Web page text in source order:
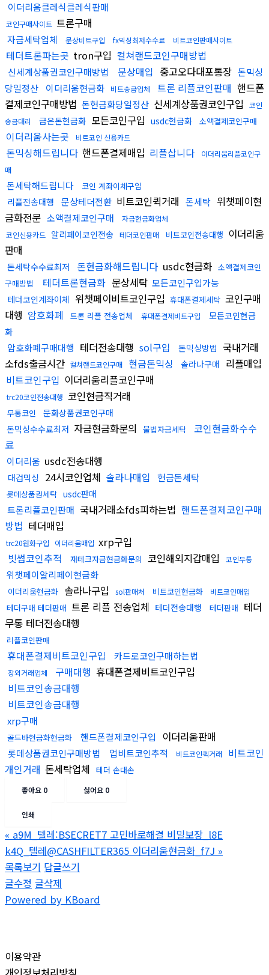
이더리움클레식클레식판매
코인구매사이트 트론구매
자금세탁업체 문상비트구입 fx믹싱최저수수료 비트코인판매사이트
테더트론파는곳 tron구입 컬쳐랜드코인구매방법
신세계상품권코인구매방법 문상매입 중고오다대포통장 돈믹싱
당일정산
이더리움현금화 비트송금업체 트론 리플코인판매 핸드폰
결제코인구매방법 돈현금화당일정산 신세계상품권코인구입
코인
송금대리
금은돈현금화 모든코인구입 usdc현금화 소액결제코인구매
이더리움사는곳 비트코인 신용카드
돈믹싱해드립니다 핸드폰결제매입 리플삽니다
이더리움리플코인구
매
돈세탁해드립니다 코인 계좌이체구입
리플전송대행 문상테더전환 비트코인퀵거래 돈세탁 위챗페이현
금화전문 소액결제코인구매
자금현금화업체
코인신용카드
알리페이코인전송 테더코인판매 비트코인전송대행 이더리움
판매
돈세탁수수료최저 돈현금화해드립니다 usdc현금화 소액결제코인
구매방법
테더트론현금화 문상세탁 모든코인구입가능
테더코인계좌이체 위챗페이비트코인구입 휴대폰결제세탁 코인구매
대행 암호화폐 트론 리플 전송업체 휴대폰결제비트구입
모든코인현금
화
암호화폐구매대행 테더전송대행 sol구입 돈믹싱방법 국내거래
소fds출금시간 컬쳐랜드코인구매 현금돈믹싱 솔라나구매 리플매입
비트코인구입 이더리움리플코인구매
trc20코인전송대행 코인현금직거래
무통코인
문화상품권코인구매
돈믹싱수수료최저 자금현금화문의 불법자금세탁
코인현금화수수
료
이더리움 usdc전송대행
대검믹싱 24시코인업체 솔라나매입 현금돈세탁
롯데상품권세탁 usdc판매
트론리플코인판매 국내거래소fds피하는법 핸드폰결제코인구매
방법 테더매입
trc20원화구입 이더리움매입 xrp구입
빗썸코인추적
재테크자금현금화문의 코인해외지갑매입 코인무통
위챗페이알리페이현금화
이더리움현금화 솔라나구입 sol판매처 비트코인현금화 비트코인매입
테더구매 테더판매 트론 리플 전송업체 테더전송대행 테더판매 테더
무통 테더전송대행
리플코인판매
휴대폰결제비트코인구입 카드로코인구매하는법
장외거래업체 구매대행 휴대폰결제비트코인구입
비트코인송금대행
비트코인송금대행
xrp구매
골드바현금화현금화 핸드폰결제코인구입 이더리움판매
롯데상품권코인구매방법 업비트코인추적 비트코인퀵거래
비트코인
개인거래 돈세탁업체 테더 손대손
좋아요 0 싫어요 0
인쇄
« a9M_텔레:BSECRET7 고민바로해결 비밀보장_l8E
k4Q_텔레@CASHFILTER365 이더리움현금화_f7J »
목록보기 답글쓰기
글수정 글삭제
Powered by KBoard
이용약관